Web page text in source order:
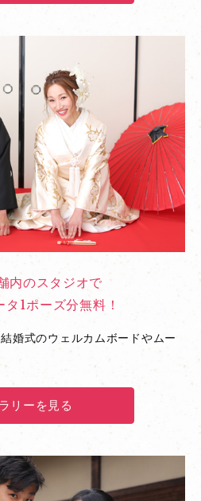
内のスタジオで
1ポーズ分無料！
婚式のウェルカムボードやムー
リーを見る